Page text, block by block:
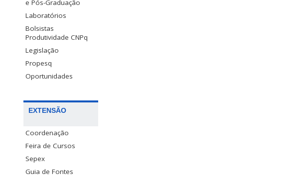
e Pós-Graduação
Laboratórios
Bolsistas
Produtividade CNPq
Legislação
Propesq
Oportunidades
EXTENSÃO
Coordenação
Feira de Cursos
Sepex
Guia de Fontes